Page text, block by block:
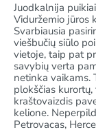
Juodkalnija
Viduržemio jūros
Svarbiausia
viešbučių siūlo
vietoje, taip pat
savybių verta
netinka vaikams.
plokščias
kraštovaizdis
kelione.
Petrovacas,